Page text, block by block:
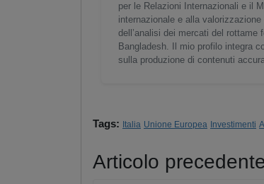
per le Relazioni Internazionali e il
internazionale e alla
dell’analisi dei mercati del
Bangladesh. Il mio profilo integra
sulla produzione di contenuti
Tags: Italia Unione Europea Investimenti
Articolo